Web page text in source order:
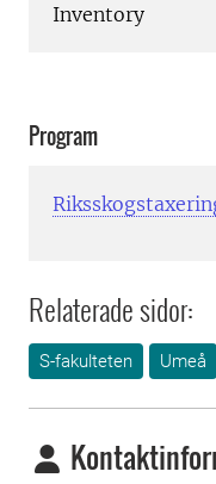
Inventory
Program
Relaterade sidor:
S-fakulteten Umeå